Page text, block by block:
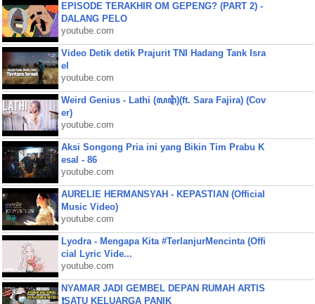
EPISODE TERAKHIR OM GEPENG? (PART 2) -
DALANG PELO
youtube.com
Video Detik detik Prajurit TNI Hadang Tank Isra
el
youtube.com
Weird Genius - Lathi (ꦭꦛꦶ)(ft. Sara Fajira) (Cov
er)
youtube.com
Aksi Songong Pria ini yang Bikin Tim Prabu K
esal - 86
youtube.com
AURELIE HERMANSYAH - KEPASTIAN (Official
Music Video)
youtube.com
Lyodra - Mengapa Kita #TerlanjurMencinta (Offi
cial Lyric Vide...
youtube.com
NYAMAR JADI GEMBEL DEPAN RUMAH ARTIS
❗SATU KELUARGA PANIK